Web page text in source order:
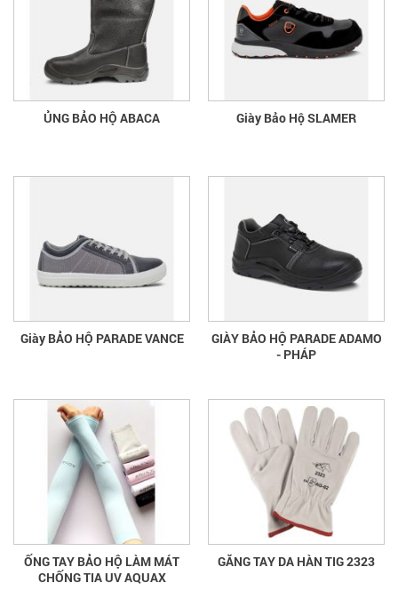
ỦNG BẢO HỘ ABACA Giày Bảo Hộ SLAMER
Giày BẢO HỘ PARADE VANCE
GIÀY BẢO HỘ PARADE ADAMO
- PHÁP
ỐNG TAY BẢO HỘ LÀM MÁT
CHỐNG TIA UV AQUAX
GĂNG TAY DA HÀN TIG 2323